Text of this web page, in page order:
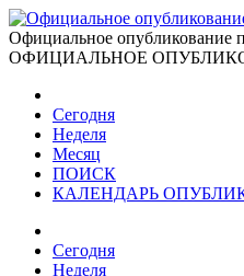
Официальное опубликование
ОФИЦИАЛЬНОЕ
Сегодня
Неделя
Месяц
ПОИСК
КАЛЕНДАРЬ
Сегодня
Неделя